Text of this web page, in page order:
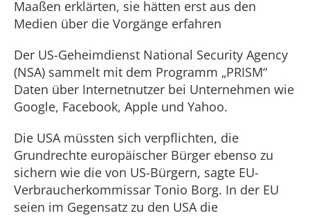
Maaßen erklärten, sie hätten erst aus den
Medien über die Vorgänge erfahren
Der US-Geheimdienst National Security Agency
(NSA) sammelt mit dem Programm „PRISM“
Daten über Internetnutzer bei Unternehmen wie
Google, Facebook, Apple und Yahoo.
Die USA müssten sich verpflichten, die
Grundrechte europäischer Bürger ebenso zu
sichern wie die von US-Bürgern, sagte EU-
Verbraucherkommissar Tonio Borg. In der EU
seien im Gegensatz zu den USA die